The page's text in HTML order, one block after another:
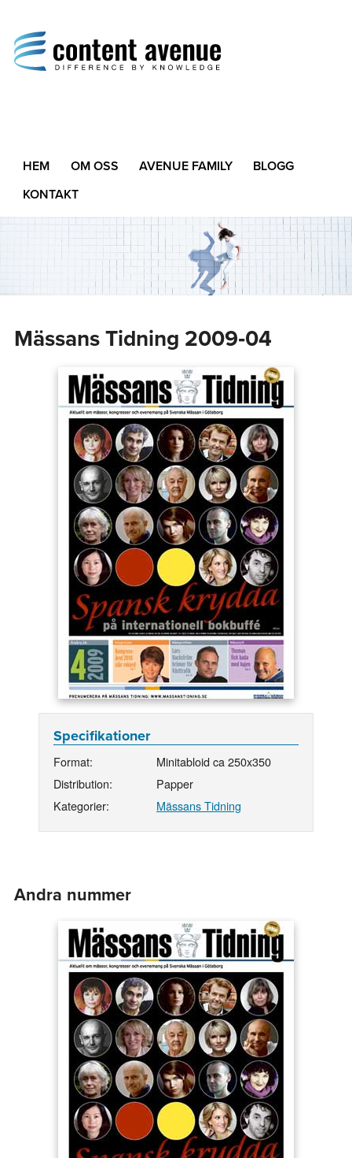
Difference by Knowledge
HEM OM OSS AVENUE FAMILY
BLOGG
KONTAKT
Mässans Tidning 2009‑04
Specifikationer
Format:
Minitabloid ca 250x350
Distribution:
Papper
Kategorier:
Mässans Tidning
Andra nummer